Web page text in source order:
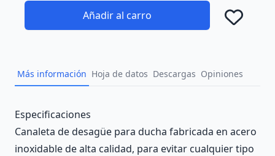
Añadir al carro
Más información Hoja de datos Descargas Opiniones
Description
Especificaciones
Canaleta de desagüe para ducha fabricada en acero
inoxidable de alta calidad, para evitar cualquier tipo